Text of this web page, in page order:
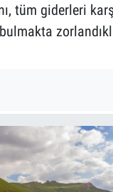
tüm giderleri